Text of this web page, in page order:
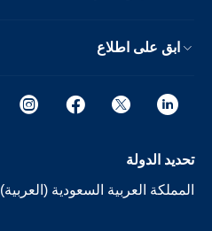
ابق على اطلاع
تحديد الدولة
المملكة العربية السعودية (العربية)